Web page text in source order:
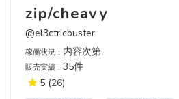
zip/cheavy
@el3ctricbuster
稼働状況： 内容次第
販売実績： 35件
5 (26)